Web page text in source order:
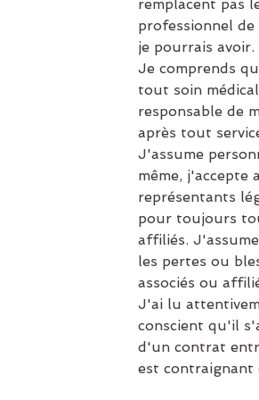
remplacent pas
professionnel
je pourrais avoir.
Je comprends
tout soin
responsable de
après tout
J'assume
même, j'accepte
représentants
pour toujours
affiliés.
les pertes ou
associés ou
J'ai lu
conscient qu'il
d'un contrat
est contraignant